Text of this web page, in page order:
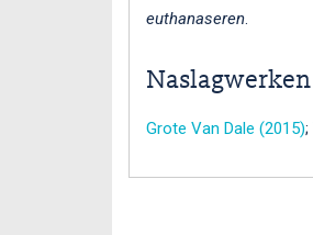
euthanaseren.
Naslagwerken
Grote Van Dale (2015);